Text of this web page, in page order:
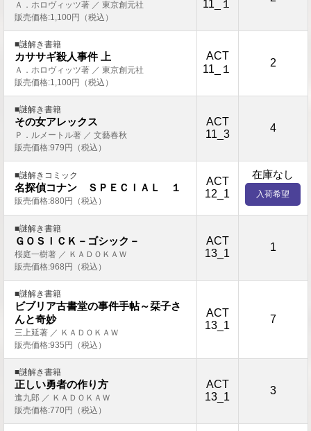
Ａ．ホロヴィッツ著 ／ 東京創元社
販売価格:1,100円（税込）
11_１
■謎解き書籍
カササギ殺人事件 上
Ａ．ホロヴィッツ著 ／ 東京創元社
販売価格:1,100円（税込）
ACT
11_１
2
■謎解き書籍
その女アレックス
Ｐ．ルメートル著 ／ 文藝春秋
販売価格:979円（税込）
ACT
11_3
4
■謎解きコミック
名探偵コナン ＳＰＥＣＩＡＬ １
販売価格:880円（税込）
ACT
12_1
在庫なし
入荷希望
■謎解き書籍
ＧＯＳＩＣＫ－ゴシック－
桜庭一樹著 ／ ＫＡＤＯＫＡＷ
販売価格:968円（税込）
ACT
13_1
1
■謎解き書籍
ビブリア古書堂の事件手帖～栞子さ
んと奇妙
三上延著 ／ ＫＡＤＯＫＡＷ
販売価格:935円（税込）
ACT
13_1
7
■謎解き書籍
正しい勇者の作り方
進九郎 ／ ＫＡＤＯＫＡＷ
販売価格:770円（税込）
ACT
13_1
3